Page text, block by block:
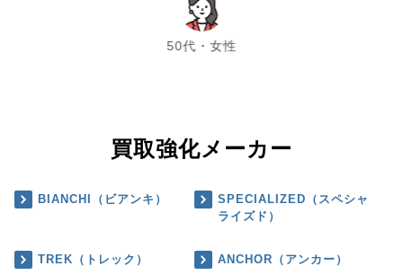
50代・女性
chevron_left chevron_right
買取強化メーカー
BIANCHI（ビアンキ）
SPECIALIZED（スペシャ
ライズド）
TREK（トレック） ANCHOR（アンカー）